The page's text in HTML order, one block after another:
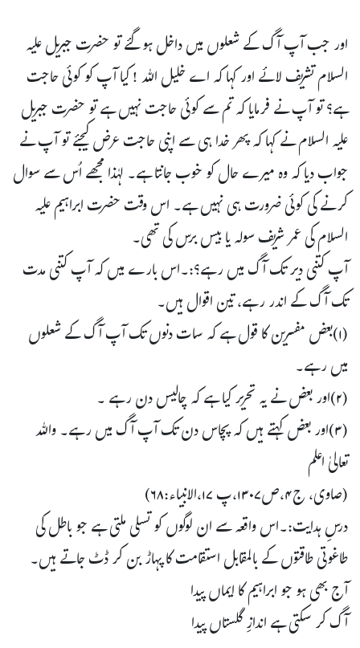
اور جب آپ آگ کے شعلوں میں داخل ہو گئے تو حضرت جبریل علیہ
السلام تشریف لائے اور کہا کہ اے خلیل اللہ ! کیا آپ کو کوئی حاجت
ہے؟ تو آپ نے فرمایا کہ تم سے کوئی حاجت نہیں ہے تو حضرت جبریل
علیہ السلام نے کہا کہ پھر خدا ہی سے اپنی حاجت عرض کیجئے تو آپ نے
جواب دیا کہ وہ میرے حال کو خوب جانتا ہے۔ لہٰذا مجھے اُس سے سوال
کرنے کی کوئی ضرورت ہی نہیں ہے۔ اس وقت حضرت ابراہیم علیہ
السلام کی عمر شریف سولہ یا بیس برس کی تھی۔
آپ کتنی دیر تک آگ میں رہے؟:۔اس بارے میں کہ آپ کتنی مدت
تک آگ کے اندر رہے، تین اقوال ہیں۔
(۱)بعض مفسرین کا قول ہے کہ سات دنوں تک آپ آگ کے شعلوں
میں رہے۔
(۲)اور بعض نے یہ تحریر کیا ہے کہ چالیس دن رہے ۔
(۳)اور بعض کہتے ہیں کہ پچاس دن تک آپ آگ میں رہے۔ واللہ
تعالیٰ اعلم
(صاوی، ج۴،ص۱۳۰۷،پ ۱۷،الانبیاء:۶۸)
درسِ ہدایت:۔اس واقعہ سے ان لوگوں کو تسلی ملتی ہے جو باطل کی
طاغوتی طاقتوں کے بالمقابل استقامت کا پہاڑ بن کر ڈٹ جاتے ہیں۔
آج بھی ہو جو ابراہیم کا ایماں پیدا
آگ کر سکتی ہے اندازِ گلستاں پیدا